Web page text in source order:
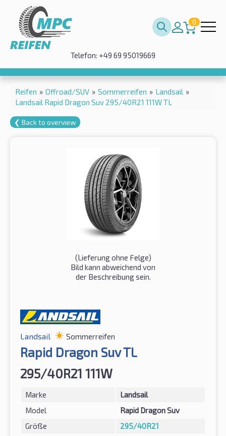
0
Telefon: +49 69 95019669
Reifen » Offroad/SUV » Sommerreifen » Landsail »
Landsail Rapid Dragon Suv 295/40R21 111W TL
❮ Back to overview
(Lieferung ohne Felge)
Bild kann abweichend von
der Beschreibung sein.
Landsail Sommerreifen
Rapid Dragon Suv TL
295/40R21 111W
Marke
Landsail
Model
Rapid Dragon Suv
Größe
295/40R21